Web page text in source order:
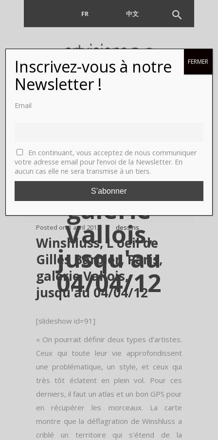
FR 中文
Winshluss,
Barbier,
Paris,
galerie
Vallois,
jusqu'au
04/04/12
Posted on1 avril 2012 dessins
Winshluss, L'oeil de
Gilles Barbier, Paris,
galerie Vallois,
jusqu'au 04/04/12
[slideshow id=91]
« On pourrait définir deux types d’artistes.
Ceux qui toute leur vie approfondissent
une problématique, un style, et ceux qui
très tôt éclatent en plein vol. Pour ces
derniers, il faut un atlas et un bon GPS pour
en récupérer les morceaux. La carte
montre que la déflagration de Winshluss a
criblé un territoire qui s’étend de la
Inscrivez-vous à notre
Newsletter !
Email
En continuant, vous acceptez de nous communiquer
votre adresse email pour l’envoi de la Newsletter. En
aucun cas elle ne sera transmise à un tiers.
FERMER